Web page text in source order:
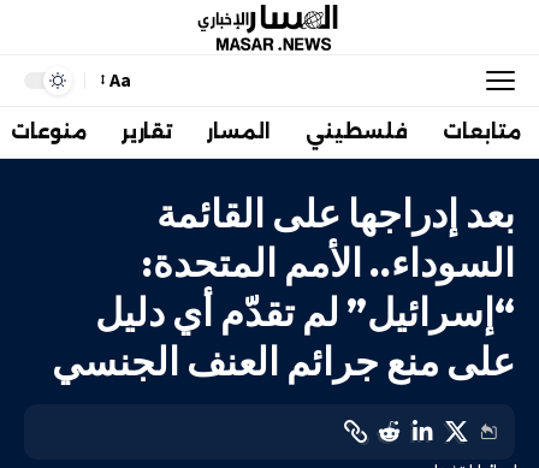
Aa
متابعات فلسطيني المسار تقارير منوعات
بعد إدراجها على القائمة
السوداء.. الأمم المتحدة:
“إسرائيل” لم تقدّم أي دليل
على منع جرائم العنف الجنسي